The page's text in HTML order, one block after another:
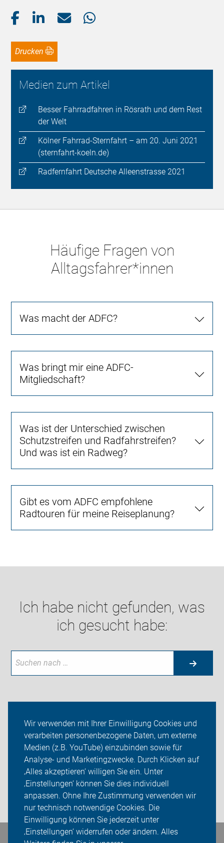
Wir verwenden mit Ihrer Einwilligung Cookies und
verarbeiten personenbezogene Daten, um externe
Medien (z.B. YouTube) einzubinden sowie für
Analyse- und Marketingzwecke. Durch Klicken auf
‚Alles akzeptieren‘ willigen Sie ein. Unter
‚Einstellungen‘ können Sie dies individuell
anpassen. Ohne Ihre Zustimmung verwenden wir
nur technisch notwendige Cookies. Die
Einwilligung können Sie jederzeit unter
‚Einstellungen‘ widerrufen oder ändern. Alles
Drucken
Medien zum Artikel
Besser Fahrradfahren in Rösrath und dem Rest
der Welt
Kölner Fahrrad-Sternfahrt – am 20. Juni 2021
(sternfahrt-koeln.de)
Radfernfahrt Deutsche Alleenstrasse 2021
Häufige Fragen von
Alltagsfahrer*innen
Was macht der ADFC?
Was bringt mir eine ADFC-
Mitgliedschaft?
Was ist der Unterschied zwischen
Schutzstreifen und Radfahrstreifen?
Und was ist ein Radweg?
Gibt es vom ADFC empfohlene
Radtouren für meine Reiseplanung?
Ich habe nicht gefunden, was
ich gesucht habe:
ADFC Rhein-Berg
Sei dabei
Presse
Login